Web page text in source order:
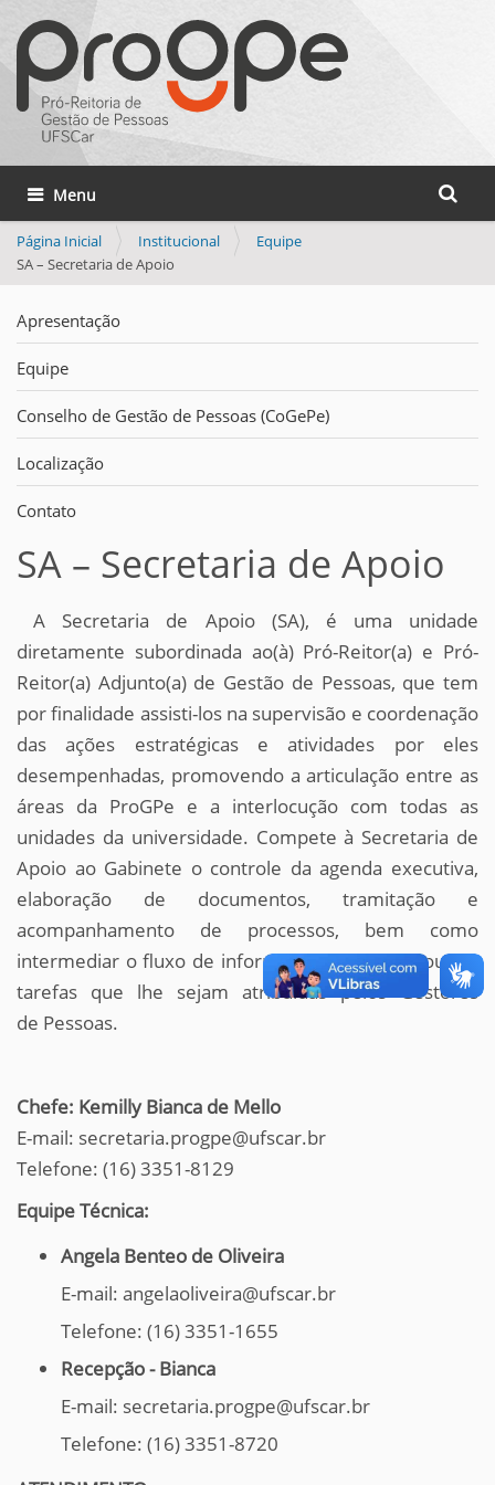
Busca
Busca
Toggle navigation
Página Inicial Institucional
Equipe
SA – Secretaria de Apoio
Apresentação
Equipe
Conselho de Gestão de Pessoas (CoGePe)
Localização
Contato
SA – Secretaria de Apoio
A Secretaria de Apoio (SA), é uma unidade
diretamente subordinada ao(à) Pró-Reitor(a) e Pró-
Reitor(a) Adjunto(a) de Gestão de Pessoas, que tem
por finalidade assisti-los na supervisão e coordenação
das ações estratégicas e atividades por eles
desempenhadas, promovendo a articulação entre as
áreas da ProGPe e a interlocução com todas as
unidades da universidade. Compete à Secretaria de
Apoio ao Gabinete o controle da agenda executiva,
elaboração de documentos, tramitação e
acompanhamento de processos, bem como
intermediar o fluxo de informações e realizar outras
tarefas que lhe sejam atribuídas pelos Gestores
de Pessoas.
Chefe: Kemilly Bianca de Mello
E-mail: secretaria.progpe@ufscar.br
Telefone: (16) 3351-8129
Equipe Técnica:
Angela Benteo de Oliveira
E-mail: angelaoliveira@ufscar.br
Telefone: (16) 3351-1655
Recepção - Bianca
E-mail: secretaria.progpe@ufscar.br
Telefone: (16) 3351-8720